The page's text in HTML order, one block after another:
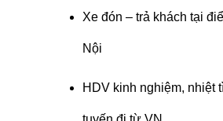
Xe đón – trả khách tại
Nội
HDV kinh nghiệm, nhiệt